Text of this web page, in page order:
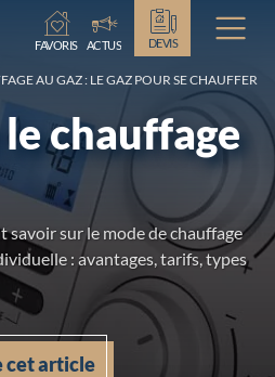
Chargement...
FAVORIS
ACTUS DEVIS
AU GAZ : LE GAZ POUR SE CHAUFFER
chauffage
sur le mode de chauffage
: avantages, tarifs, types
cet article